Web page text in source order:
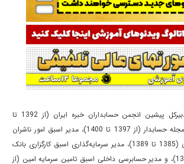
دبیرکل پیشین انجمن حسابداران خبره ایران (از 1392 تا
1400)، سردبیر پیشین مجله حسابدار (از 1397 تا 1400)، مدیر اسبق امور ناشران
بورس اوراق بهادار تهران (1385 تا 1389)، مدیر سرمایه‌گذاری اسبق کارگزاری بانک
ملی ایران (1390 تا 1391)، و مدیر حسابرسی داخلی اسبق تامین سرمایه امین (از